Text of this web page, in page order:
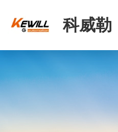
科威勒